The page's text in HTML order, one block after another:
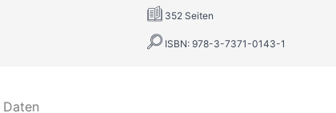
352 Seiten
ISBN: 978-3-7371-0143-1